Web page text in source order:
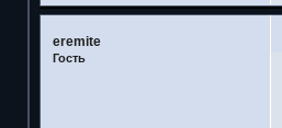
eremite
Гость